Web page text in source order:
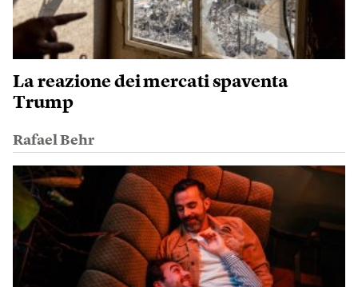
La reazione dei mercati spaventa
Trump
Rafael Behr